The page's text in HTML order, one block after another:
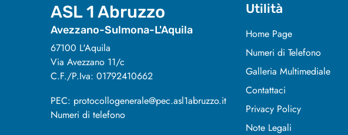
ASL 1 Abruzzo
Avezzano-Sulmona-L'Aquila
67100 L'Aquila
Via Avezzano 11/c
C.F./P.Iva: 01792410662
PEC: protocollogenerale@pec.asl1abruzzo.it
Numeri di telefono
Utilità
Home Page
Numeri di Telefono
Galleria Multimediale
Contattaci
Privacy Policy
Note Legali